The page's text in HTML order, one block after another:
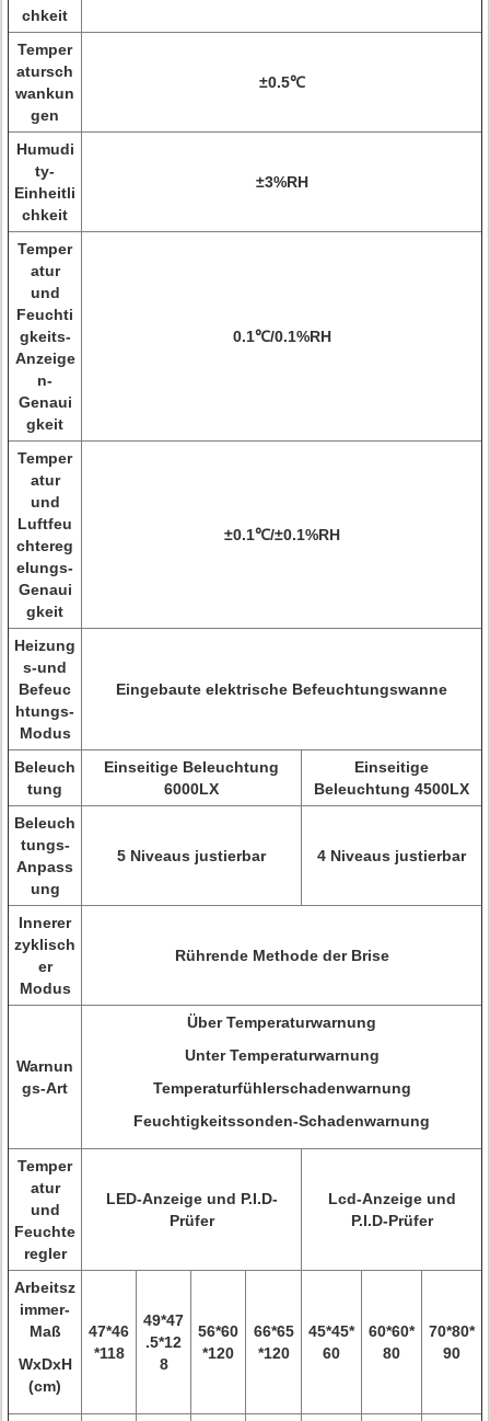
chkeit
Temper
atursch
wankun
gen
±0.5℃
Humudi
ty-
Einheitli
chkeit
±3%RH
Temper
atur
und
Feuchti
gkeits-
Anzeige
n-
Genaui
gkeit
0.1℃/0.1%RH
Temper
atur
und
Luftfeu
chtereg
elungs-
Genaui
gkeit
±0.1℃/±0.1%RH
Heizung
s-und
Befeuc
htungs-
Modus
Eingebaute elektrische Befeuchtungswanne
Beleuch
tung
Einseitige Beleuchtung
6000LX
Einseitige
Beleuchtung 4500LX
Beleuch
tungs-
Anpass
ung
5 Niveaus justierbar 4 Niveaus justierbar
Innerer
zyklisch
er
Modus
Rührende Methode der Brise
Warnun
gs-Art
Über Temperaturwarnung
Unter Temperaturwarnung
Temperaturfühlerschadenwarnung
Feuchtigkeitssonden-Schadenwarnung
Temper
atur
und
Feuchte
regler
LED-Anzeige und P.I.D-
Prüfer
Lcd-Anzeige und
P.I.D-Prüfer
Arbeitsz
immer-
Maß
WxDxH
(cm)
47*46
*118
49*47
.5*12
8
56*60
*120
66*65
*120
45*45*
60
60*60*
80
70*80*
90